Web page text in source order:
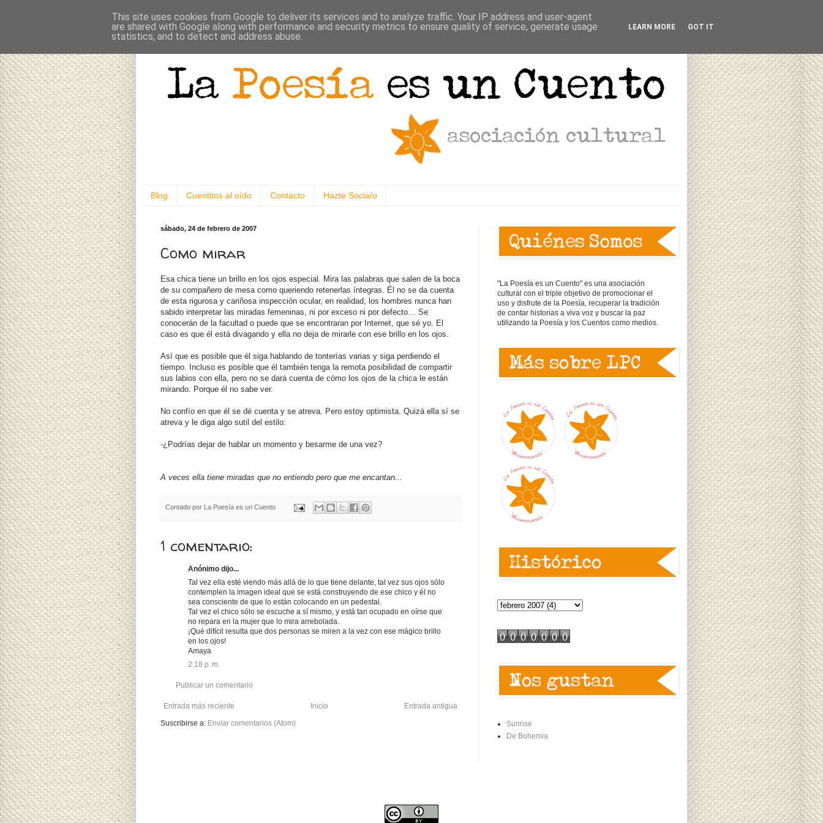
Blog Cuentitos al oído Contacto Hazte Socia/o
sábado, 24 de febrero de 2007
Como mirar
Esa chica tiene un brillo en los ojos especial. Mira las palabras que salen de la boca
de su compañero de mesa como queriendo retenerlas íntegras. Él no se da cuenta
de esta rigurosa y cariñosa inspección ocular, en realidad, los hombres nunca han
sabido interpretar las miradas femeninas, ni por exceso ni por defecto… Se
conocerán de la facultad o puede que se encontraran por Internet, que sé yo. El
caso es que él está divagando y ella no deja de mirarle con ese brillo en los ojos.
Así que es posible que él siga hablando de tonterías varias y siga perdiendo el
tiempo. Incluso es posible que él también tenga la remota posibilidad de compartir
sus labios con ella, pero no se dará cuenta de cómo los ojos de la chica le están
mirando. Porque él no sabe ver.
No confío en que él se dé cuenta y se atreva. Pero estoy optimista. Quizá ella sí se
atreva y le diga algo sutil del estilo:
-¿Podrías dejar de hablar un momento y besarme de una vez?
A veces ella tiene miradas que no entiendo pero que me encantan...
Contado por La Poesía es un Cuento
1 comentario:
Anónimo dijo...
Tal vez ella esté viendo más allá de lo que tiene delante, tal vez sus ojos sólo
contemplen la imagen ideal que se está construyendo de ese chico y él no
sea consciente de que lo están colocando en un pedestal.
Tal vez el chico sólo se escuche a sí mismo, y está tan ocupado en oírse que
no repara en la mujer que lo mira arrebolada.
¡Qué difícil resulta que dos personas se miren a la vez con ese mágico brillo
en los ojos!
Amaya
2:18 p. m.
Publicar un comentario
Entrada más reciente Entrada antigua
Inicio
Suscribirse a: Enviar comentarios (Atom)
"La Poesía es un Cuento" es una asociación
cultural con el triple objetivo de promocionar el
uso y disfrute de la Poesía, recuperar la tradición
de contar historias a viva voz y buscar la paz
utilizando la Poesía y los Cuentos como medios.
Sunrise
De Bohemia
This site uses cookies from Google to deliver its services and to analyze traffic. Your IP address and user-agent
are shared with Google along with performance and security metrics to ensure quality of service, generate usage
statistics, and to detect and address abuse.
LEARN MORE GOT IT